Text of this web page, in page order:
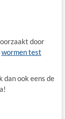
door
wormen test
dan ook eens de